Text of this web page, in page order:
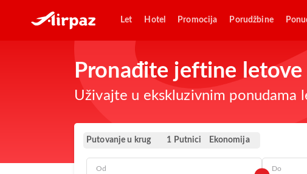
Let Hotel Promocija Porudžbine
Pronađite jeftine letove
Uživajte u ekskluzivnim ponudama
Putovanje u krug 1 Putnici Ekonomija
Od Do